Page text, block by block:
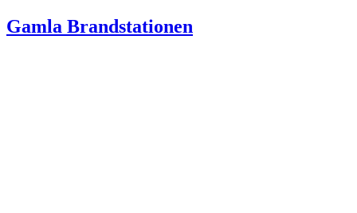
Gamla Brandstationen